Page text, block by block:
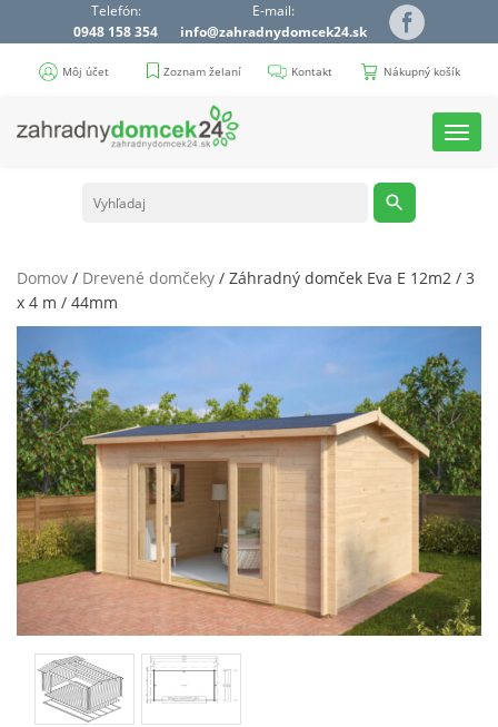
Telefón:
0948 158 354
E-mail:
info@zahradnydomcek24.sk
Môj účet Zoznam želaní Kontakt Nákupný košík
Toggle
Domov / Drevené domčeky / Záhradný domček Eva E 12m2 / 3
x 4 m / 44mm